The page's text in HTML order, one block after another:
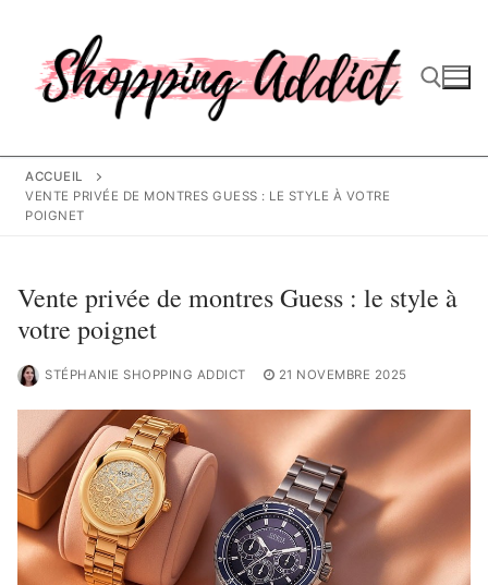
contenu
ACCUEIL
VENTE PRIVÉE DE MONTRES GUESS : LE STYLE À VOTRE
POIGNET
Vente privée de montres Guess : le style à
votre poignet
STÉPHANIE SHOPPING ADDICT 21 NOVEMBRE 2025